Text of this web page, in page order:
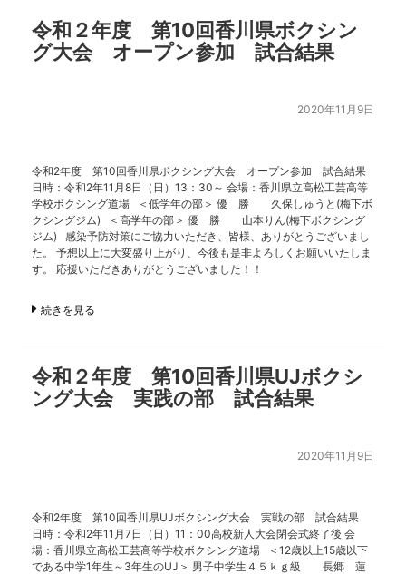
令和２年度 第10回香川県ボクシン
グ大会 オープン参加 試合結果
2020年11月9日
令和2年度 第10回香川県ボクシング大会 オープン参加 試合結果
日時：令和2年11月8日（日）13：30～ 会場：香川県立高松工芸高等
学校ボクシング道場 ＜低学年の部＞ 優 勝 久保しゅうと(梅下ボ
クシングジム) ＜高学年の部＞ 優 勝 山本りん(梅下ボクシング
ジム) 感染予防対策にご協力いただき、皆様、ありがとうございまし
た。 予想以上に大変盛り上がり、今後も是非よろしくお願いいたしま
す。 応援いただきありがとうございました！！
続きを見る
令和２年度 第10回香川県UJボクシ
ング大会 実践の部 試合結果
2020年11月9日
令和2年度 第10回香川県UJボクシング大会 実戦の部 試合結果
日時：令和2年11月7日（日）11：00高校新人大会閉会式終了後 会
場：香川県立高松工芸高等学校ボクシング道場 ＜12歳以上15歳以下
である中学1年生～3年生のUJ＞ 男子中学生４５ｋｇ級 長郷 蓮